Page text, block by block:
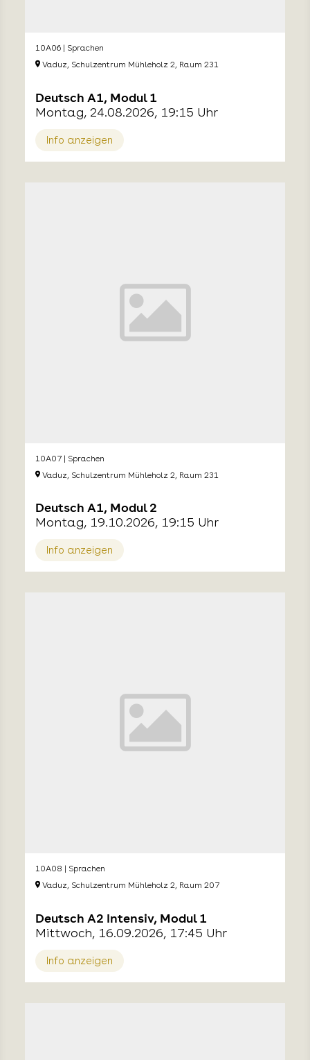
10A06 | Sprachen
Vaduz, Schulzentrum Mühleholz 2, Raum 231
Deutsch A1, Modul 1
Montag, 24.08.2026, 19:15 Uhr
Info anzeigen
10A07 | Sprachen
Vaduz, Schulzentrum Mühleholz 2, Raum 231
Deutsch A1, Modul 2
Montag, 19.10.2026, 19:15 Uhr
Info anzeigen
10A08 | Sprachen
Vaduz, Schulzentrum Mühleholz 2, Raum 207
Deutsch A2 Intensiv, Modul 1
Mittwoch, 16.09.2026, 17:45 Uhr
Info anzeigen